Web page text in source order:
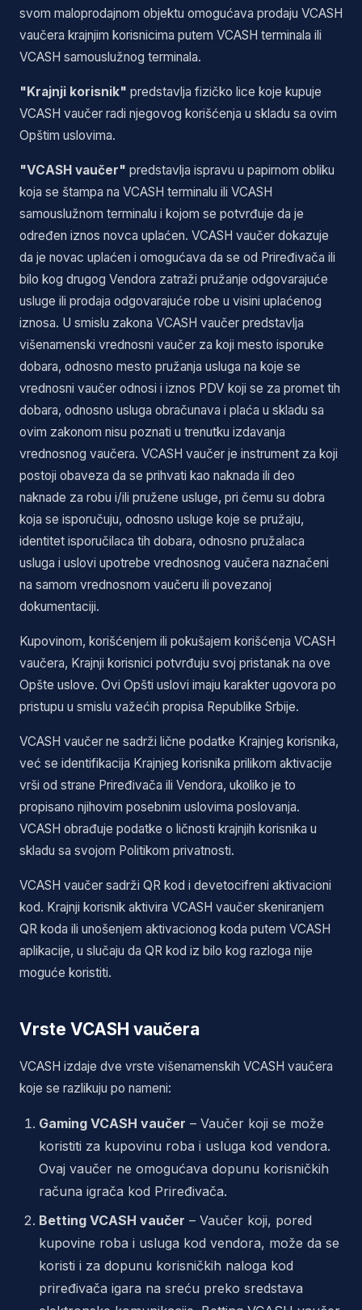
svom maloprodajnom objektu omogućava prodaju VCASH
vaučera krajnjim korisnicima putem VCASH terminala ili
VCASH samouslužnog terminala.
"Krajnji korisnik" predstavlja fizičko lice koje kupuje
VCASH vaučer radi njegovog korišćenja u skladu sa ovim
Opštim uslovima.
"VCASH vaučer" predstavlja ispravu u papirnom obliku
koja se štampa na VCASH terminalu ili VCASH
samouslužnom terminalu i kojom se potvrđuje da je
određen iznos novca uplaćen. VCASH vaučer dokazuje
da je novac uplaćen i omogućava da se od Priređivača ili
bilo kog drugog Vendora zatraži pružanje odgovarajuće
usluge ili prodaja odgovarajuće robe u visini uplaćenog
iznosa. U smislu zakona VCASH vaučer predstavlja
višenamenski vrednosni vaučer za koji mesto isporuke
dobara, odnosno mesto pružanja usluga na koje se
vrednosni vaučer odnosi i iznos PDV koji se za promet tih
dobara, odnosno usluga obračunava i plaća u skladu sa
ovim zakonom nisu poznati u trenutku izdavanja
vrednosnog vaučera. VCASH vaučer je instrument za koji
postoji obaveza da se prihvati kao naknada ili deo
naknade za robu i/ili pružene usluge, pri čemu su dobra
koja se isporučuju, odnosno usluge koje se pružaju,
identitet isporučilaca tih dobara, odnosno pružalaca
usluga i uslovi upotrebe vrednosnog vaučera naznačeni
na samom vrednosnom vaučeru ili povezanoj
dokumentaciji.
Kupovinom, korišćenjem ili pokušajem korišćenja VCASH
vaučera, Krajnji korisnici potvrđuju svoj pristanak na ove
Opšte uslove. Ovi Opšti uslovi imaju karakter ugovora po
pristupu u smislu važećih propisa Republike Srbije.
VCASH vaučer ne sadrži lične podatke Krajnjeg korisnika,
već se identifikacija Krajnjeg korisnika prilikom aktivacije
vrši od strane Priređivača ili Vendora, ukoliko je to
propisano njihovim posebnim uslovima poslovanja.
VCASH obrađuje podatke o ličnosti krajnjih korisnika u
skladu sa svojom Politikom privatnosti.
VCASH vaučer sadrži QR kod i devetocifreni aktivacioni
kod. Krajnji korisnik aktivira VCASH vaučer skeniranjem
QR koda ili unošenjem aktivacionog koda putem VCASH
aplikacije, u slučaju da QR kod iz bilo kog razloga nije
moguće koristiti.
Vrste VCASH vaučera
VCASH izdaje dve vrste višenamenskih VCASH vaučera
koje se razlikuju po nameni:
Gaming VCASH vaučer – Vaučer koji se može
koristiti za kupovinu roba i usluga kod vendora.
Ovaj vaučer ne omogućava dopunu korisničkih
računa igrača kod Priređivača.
Betting VCASH vaučer – Vaučer koji, pored
kupovine roba i usluga kod vendora, može da se
koristi i za dopunu korisničkih naloga kod
priređivača igara na sreću preko sredstava